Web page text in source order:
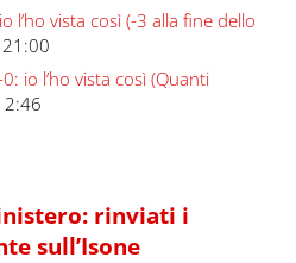
l’ho vista così (-3 alla fine dello
io l’ho vista così (Quanti
rinviati i
sull’Isone